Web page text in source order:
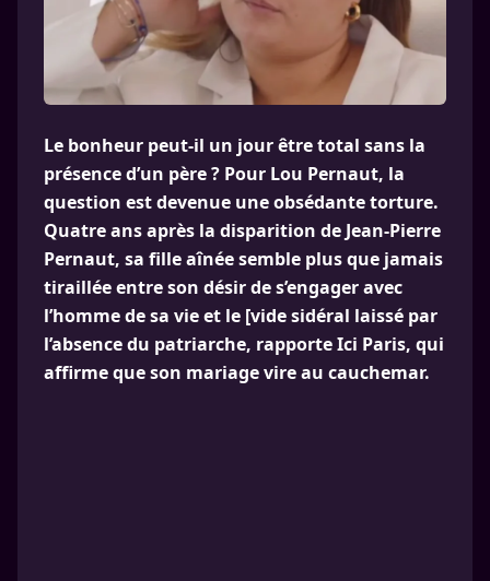
Le bonheur peut-il un jour être total sans la
présence d’un père ? Pour Lou Pernaut, la
question est devenue une obsédante torture.
Quatre ans après la disparition de Jean-Pierre
Pernaut, sa fille aînée semble plus que jamais
tiraillée entre son désir de s’engager avec
l’homme de sa vie et le [vide sidéral laissé par
l’absence du patriarche, rapporte Ici Paris, qui
affirme que son mariage vire au cauchemar.